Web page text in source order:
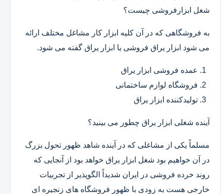
شغل ابزارفروشی چیست؟
به فروشگاهی که در آن کلیه ابزار کار مشاغل مختلف ارائه
می شود ابزار یراق فروشی یا ابزار یراق گفته می شود.
عمده فروشی ابزار یراق
فروشگاه لوازم ساختمانی
تولیدکننده ابزار یراق
آینده شغلی ابزار یراق چطور می بینید؟
مسلماً یکی از مشاغلی که در آینده شاهد ظهور تحول بزرگ
در آن خواهیم بود شغل ابزار یراق خواهد بود از آنجایی که
روند خرده فروشی در ایران شدیداً الگوپذیر از تجربیات
خارجی هست به زودی با ظهور فروشگاه های زنجیره ای